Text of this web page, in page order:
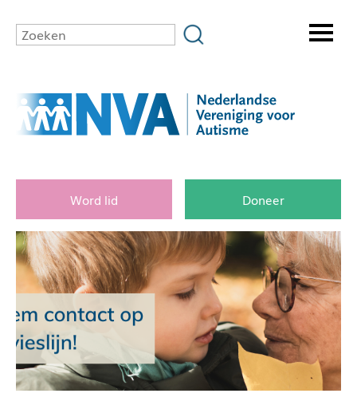
Word lid Doneer